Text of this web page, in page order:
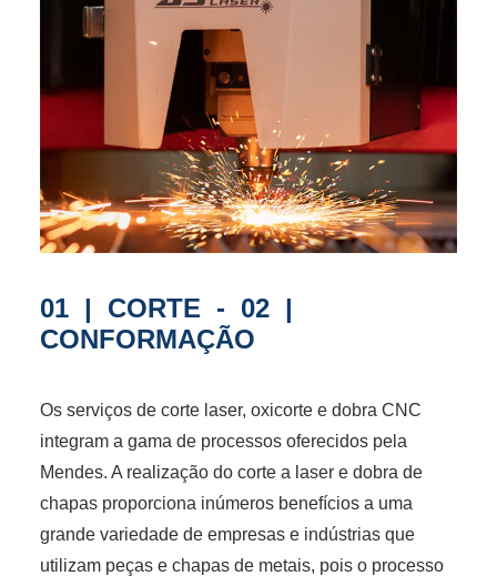
01 | CORTE - 02 |
CONFORMAÇÃO
Os serviços de corte laser, oxicorte e dobra CNC
integram a gama de processos oferecidos pela
Mendes. A realização do corte a laser e dobra de
chapas proporciona inúmeros benefícios a uma
grande variedade de empresas e indústrias que
utilizam peças e chapas de metais, pois o processo